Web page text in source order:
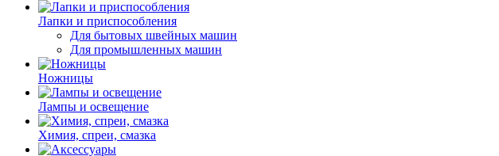
Лапки и приспособления
Для бытовых швейных машин
Для промышленных машин
Ножницы
Лампы и освещение
Химия, спреи, смазка